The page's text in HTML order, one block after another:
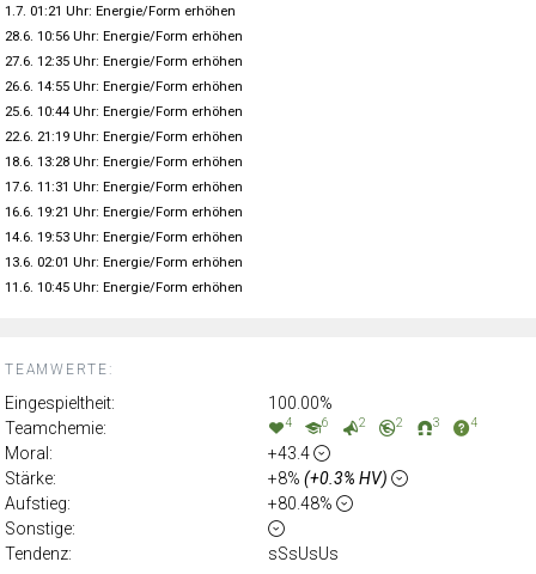
TEAMWERTE:
Eingespieltheit:
100.00%
Teamchemie:
4 6 2 2 3 4
Moral:
+43.4
Stärke:
+8% (+0.3% HV)
Aufstieg:
+80.48%
Sonstige:
Tendenz:
sSsUsUs
1.7. 01:21 Uhr: Energie/Form erhöhen
28.6. 10:56 Uhr: Energie/Form erhöhen
27.6. 12:35 Uhr: Energie/Form erhöhen
26.6. 14:55 Uhr: Energie/Form erhöhen
25.6. 10:44 Uhr: Energie/Form erhöhen
22.6. 21:19 Uhr: Energie/Form erhöhen
18.6. 13:28 Uhr: Energie/Form erhöhen
17.6. 11:31 Uhr: Energie/Form erhöhen
16.6. 19:21 Uhr: Energie/Form erhöhen
14.6. 19:53 Uhr: Energie/Form erhöhen
13.6. 02:01 Uhr: Energie/Form erhöhen
11.6. 10:45 Uhr: Energie/Form erhöhen